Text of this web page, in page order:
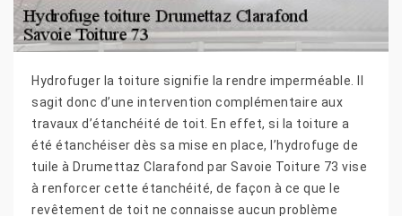
Hydrofuger la toiture signifie la rendre imperméable. Il
sagit donc d’une intervention complémentaire aux
travaux d’étanchéité de toit. En effet, si la toiture a
été étanchéiser dès sa mise en place, l’hydrofuge de
tuile à Drumettaz Clarafond par Savoie Toiture 73 vise
à renforcer cette étanchéité, de façon à ce que le
revêtement de toit ne connaisse aucun problème